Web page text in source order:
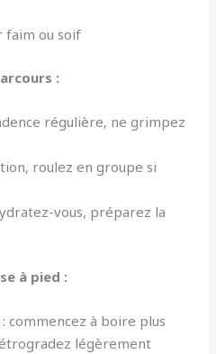
faim ou soif
:
régulière, ne grimpez
roulez en groupe si
vous, préparez la
à pied :
commencez à boire plus
légèrement